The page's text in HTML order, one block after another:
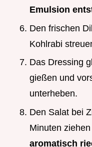
Emulsion
Den frischen
Kohlrabi
Das Dressing
gießen und
unterheben.
Den Salat bei
Minuten
aromatisch